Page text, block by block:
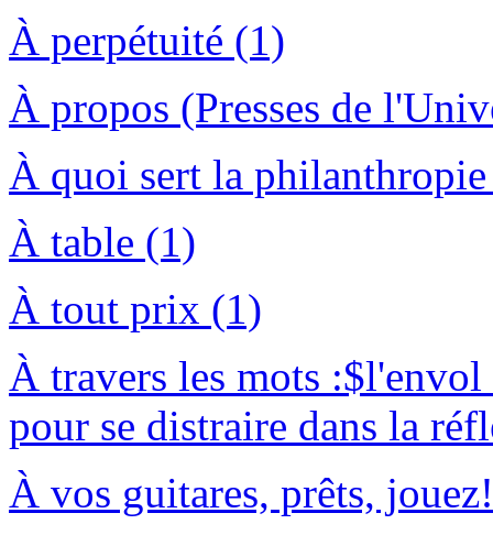
À perpétuité (1)
À propos (Presses de
À quoi sert la
À table (1)
À tout prix (1)
À travers les mots
pour se distraire dans la
À vos guitares, prêts,